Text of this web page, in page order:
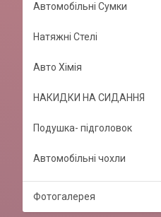
Автомобільні Сумки
Натяжні Стелі
Авто Хімія
НАКИДКИ НА СИДАННЯ
Подушка- підголовок
Автомобільні чохли
Фотогалерея